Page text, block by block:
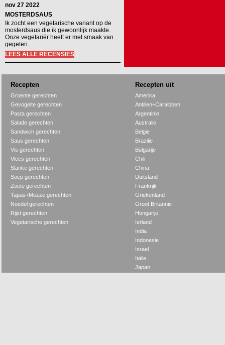
nov 27 2022
MOSTERDSAUS
Ik zocht een vegetarische variant op de
mosterdsaus die ik gewoonlijk maakte.
Onze vegetariër heeft er met smaak van
gegeten.
LEES ALLE RECENSIES
Recepten Recepten uit
Groente gerechten
Gevogelte gerechten
Pasta gerechten
Salade gerechten
Sandwich gerechten
Saus gerechten
Vis gerechten
Vlees gerechten
Slanke gerechten
Soep gerechten
Zoete gerechten
Tapas+Mezze gerechten
Noedel gerechten
Rijst gerechten
Vegetarische gerechten
Amerika
Antillen+Caraibben
Argentinie
Australie
Belgie
Brazilie
Bulgarije
Chili
China
Duitsland
Frankrijk
Griekenland
Groot Britannie
Hongarije
Ierland
India
Indonesie
Israel
Italie
Japan